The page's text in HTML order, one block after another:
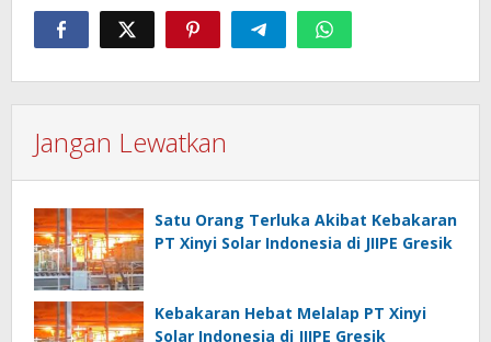
Jangan Lewatkan
Satu Orang Terluka Akibat Kebakaran
PT Xinyi Solar Indonesia di JIIPE Gresik
Kebakaran Hebat Melalap PT Xinyi
Solar Indonesia di JIIPE Gresik